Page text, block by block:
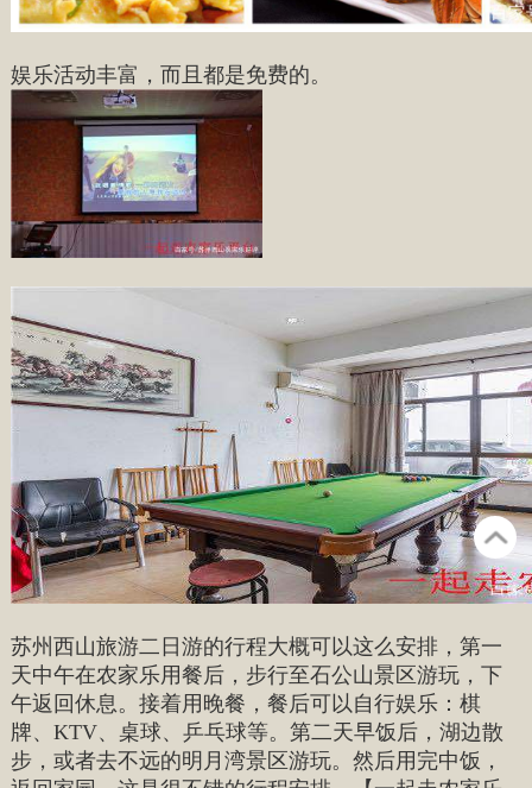
娱乐活动丰富，而且都是免费的。
苏州西山旅游二日游的行程大概可以这么安排，第一
天中午在农家乐用餐后，步行至石公山景区游玩，下
午返回休息。接着用晚餐，餐后可以自行娱乐：棋
牌、KTV、桌球、乒乓球等。第二天早饭后，湖边散
步，或者去不远的明月湾景区游玩。然后用完中饭，